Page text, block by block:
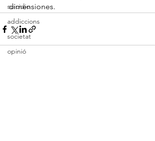
suicidio
addiccions
societat
opinió
dimensiones.